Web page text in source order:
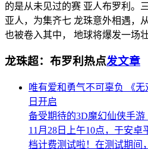
的是从未见过的赛 亚人布罗利。
亚人，为集齐七 龙珠意外相遇，
也被卷入其中， 地球将爆发一
龙珠超：布罗利热点发文章
唯有爱和勇气不可辜负 《
日开启
备受期待的3D魔幻仙侠手
11月28日上午10点，于安卓
档计费测试啦！在测试期间